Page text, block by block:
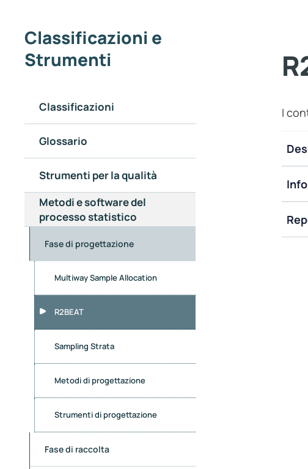
Classificazioni e
Strumenti
Classificazioni
Glossario
Strumenti per la qualità
Metodi e software del
processo statistico
Fase di progettazione
Multiway Sample Allocation
R2BEAT
Sampling Strata
Metodi di progettazione
Strumenti di progettazione
Fase di raccolta
I